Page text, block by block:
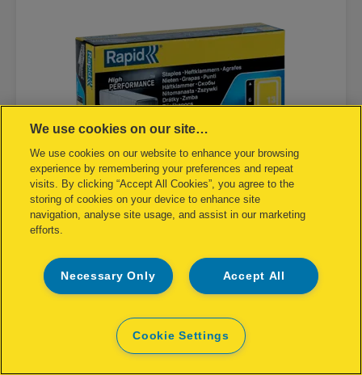
VER EL PRODUCTO
DÓNDE COMPRAR
We use cookies on our site…
We use cookies on our website to enhance your browsing
experience by remembering your preferences and repeat
visits. By clicking “Accept All Cookies”, you agree to the
storing of cookies on your device to enhance site
navigation, analyse site usage, and assist in our marketing
efforts.
Accept All
Necessary Only
Cookie Settings